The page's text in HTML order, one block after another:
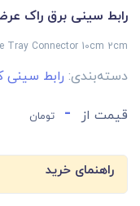
رابط سینی برق راک عرض 10 ضخامت 2 میلی
Tray Connector 10cm 2cm
دسته‌بندی: رابط سینی
قیمت از - تومان
راهنمای خرید